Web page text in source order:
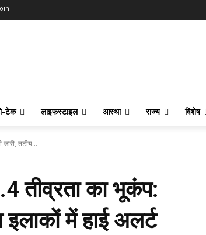
टेक लाइफस्टाइल आस्था राज्य विशेष
तटीय...
तीव्रता का भूकंप:
इलाकों में हाई अलर्ट